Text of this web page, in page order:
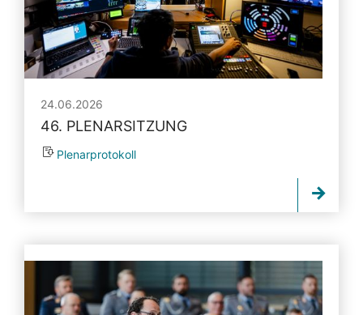
24.06.2026
46. PLENARSITZUNG
Plenarprotokoll